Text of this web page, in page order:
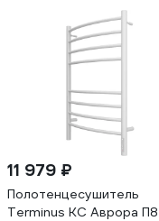
11 979 ₽
Полотенцесушитель
Terminus КС Аврора П8